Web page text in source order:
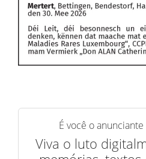
É você o
Viva o luto